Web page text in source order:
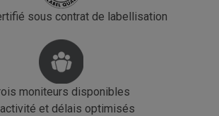
sous contrat de labellisation
moniteurs disponibles
et délais optimisés